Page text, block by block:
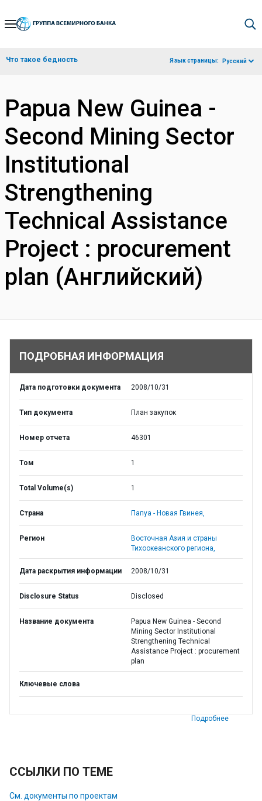
Skip
Navigation
Что такое бедность Язык страницы: Русский
Papua New Guinea -
Second Mining Sector
Institutional
Strengthening
Technical Assistance
Project : procurement
plan (Английский)
ПОДРОБНАЯ ИНФОРМАЦИЯ
Дата подготовки документа 2008/10/31
Тип документа План закупок
Номер отчета 46301
Том 1
Total Volume(s) 1
Страна Папуа - Новая Гвинея,
Регион
Восточная Азия и страны
Тихоокеанского региона,
Дата раскрытия информации 2008/10/31
Disclosure Status Disclosed
Название документа
Papua New Guinea - Second
Mining Sector Institutional
Strengthening Technical
Assistance Project : procurement
plan
Ключевые слова
Подробнее
ССЫЛКИ ПО ТЕМЕ
См. документы по проектам